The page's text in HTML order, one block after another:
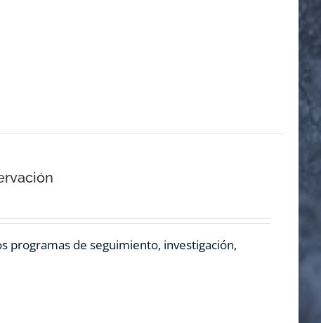
programas de seguimiento, investigación,